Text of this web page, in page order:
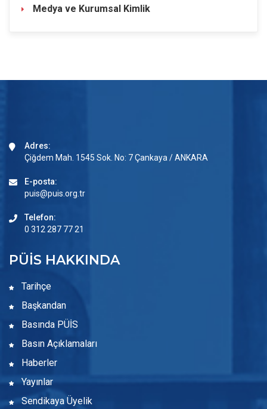
Medya ve Kurumsal Kimlik
Adres:
Çiğdem Mah. 1545 Sok. No: 7 Çankaya / ANKARA
E-posta:
puis@puis.org.tr
Telefon:
0 312 287 77 21
PÜİS HAKKINDA
Tarihçe
Başkandan
Basında PÜİS
Basın Açıklamaları
Haberler
Yayınlar
Sendikaya Üyelik